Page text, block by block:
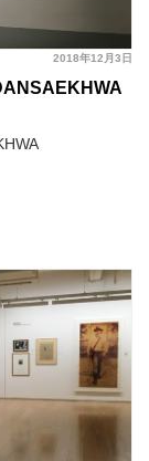
2018年12月3日